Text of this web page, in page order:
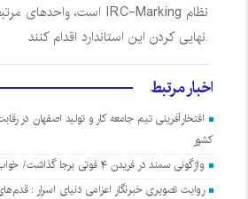
نظام IRC-Marking است، واحدهای
نهایی کردن این استاندارد اقدام کنند.
اخبار مرتبط
افتخارآفرینی تیم جامعه کار و تولید اصفهان در
کشور
واژگونی سمند در فریدن ۴ فوتی برجا گذاشت/ خواب‌آلودگی راننده حادثه‌ساز شد
روایت تصویری خبرنگار اعزامی دنیای اسرار :